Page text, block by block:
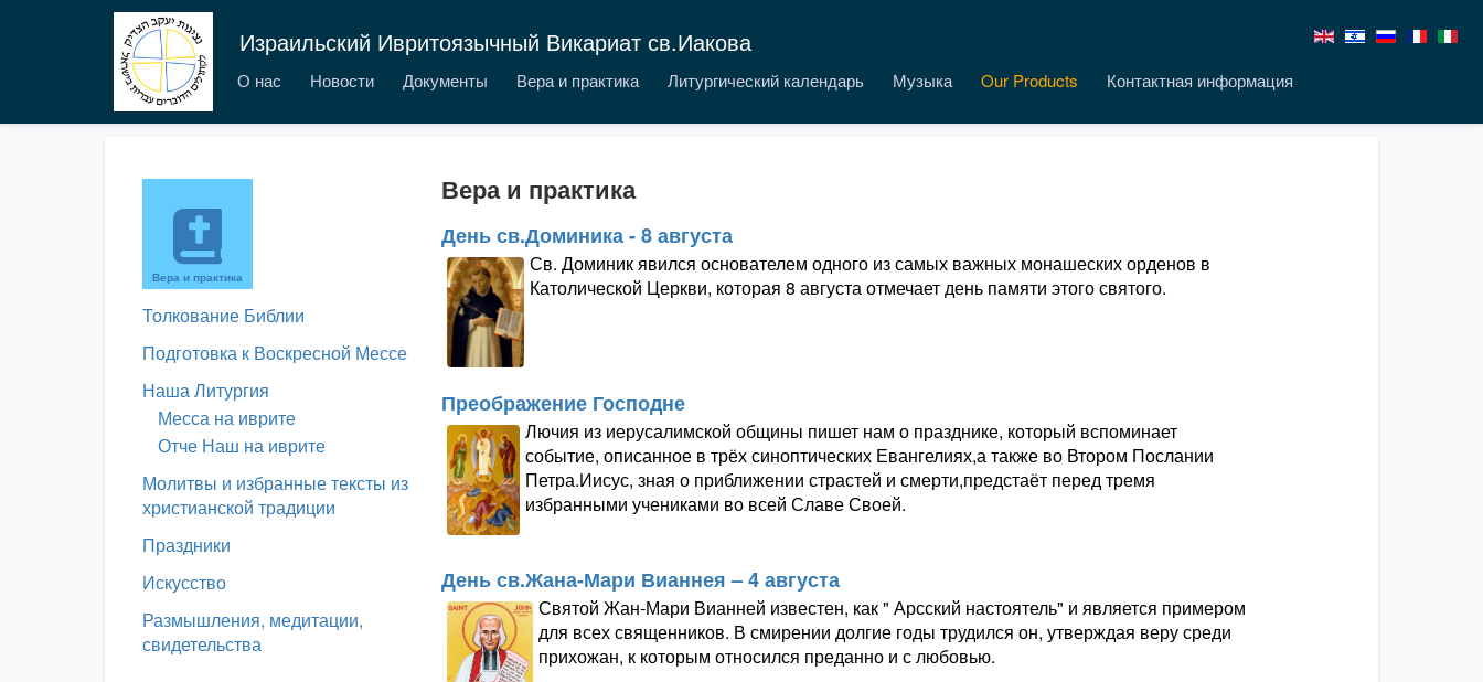
Израильский Ивритоязычный Викариат св.Иакова
О нас Новости Документы Вера и практика Литургический календарь Музыка Our Products Контактная информация
Вера и практика
Толкование Библии
Подготовка к Воскресной Мессе
Наша Литургия
Месса на иврите
Отче Наш на иврите
Молитвы и избранные тексты из
христианской традиции
Праздники
Искусство
Размышления, медитации,
свидетельства
Вера и практика
День св.Доминика - 8 августа
Св. Доминик явился основателем одного из самых важных монашеских орденов в
Католической Церкви, которая 8 августа отмечает день памяти этого святого.
Преображение Господне
Лючия из иерусалимской общины пишет нам о празднике, который вспоминает
событие, описанное в трёх синоптических Евангелиях,а также во Втором Послании
Петра.Иисус, зная о приближении страстей и смерти,предстаёт перед тремя
избранными учениками во всей Славе Своей.
День св.Жана-Мари Вианнея – 4 августа
Святой Жан-Мари Вианней известен, как " Арсский настоятель" и является примером
для всех священников. В смирении долгие годы трудился он, утверждая веру среди
прихожан, к которым относился преданно и с любовью.